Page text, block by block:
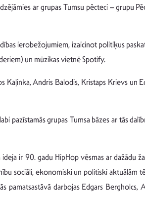
ar grupas Tumsu pēcteci – grupu
ierobežojumiem, izaicinot politiķus
un mūzikas vietnē Spotify.
Andris Balodis, Kristaps Krievs un
pazīstamās grupas Tumsa bāzes ar tās
ir 90. gadu HipHop vēsmas ar
sociāli, ekonomiski un politiski aktuālām
darbojas Edgars